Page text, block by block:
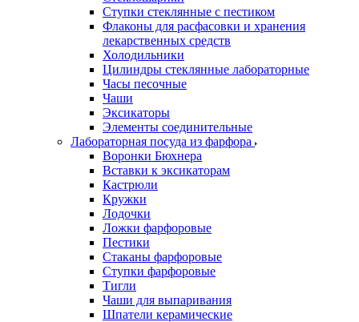
Ступки стеклянные с пестиком
Флаконы для расфасовки и хранения
лекарственных средств
Холодильники
Цилиндры стеклянные лабораторные
Часы песочные
Чаши
Эксикаторы
Элементы соединительные
Лабораторная посуда из фарфора
Воронки Бюхнера
Вставки к эксикаторам
Кастрюли
Кружки
Лодочки
Ложки фарфоровые
Пестики
Стаканы фарфоровые
Ступки фарфоровые
Тигли
Чаши для выпаривания
Шпатели керамические